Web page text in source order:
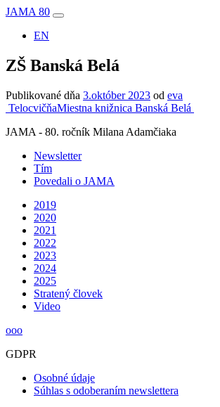
JAMA 80
navigácia
EN
ZŠ Banská Belá
Publikované dňa 3.október 2023 od eva
Navigácia
v
článku
TelocvičňaMiestna knižnica Banská Belá
JAMA - 80. ročník Milana Adamčiaka
Newsletter
Tím
Povedali o JAMA
2019
2020
2021
2022
2023
2024
2025
Stratený človek
Video
ooo
GDPR
Osobné údaje
Súhlas s odoberaním newslettera